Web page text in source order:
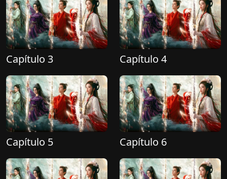
Capítulo 3 Capítulo 4
Capítulo 5 Capítulo 6